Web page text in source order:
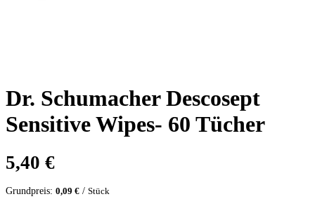
Dr. Schumacher Descosept
Sensitive Wipes- 60 Tücher
5,40 €
Grundpreis: 0,09 € / Stück